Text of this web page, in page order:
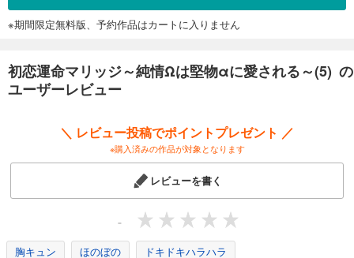
※期間限定無料版、予約作品はカートに入りません
初恋運命マリッジ～純情Ωは堅物αに愛される～(5) の
ユーザーレビュー
＼ レビュー投稿でポイントプレゼント ／
※購入済みの作品が対象となります
レビューを書く
-
胸キュン ほのぼの ドキドキハラハラ